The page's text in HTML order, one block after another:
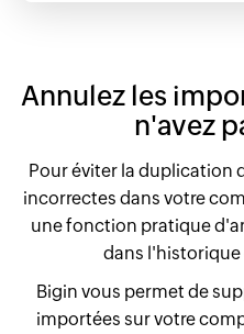
Annulez les
n'avez
Pour éviter la duplication
incorrectes dans votre
une fonction pratique
dans
Bigin vous permet de
importées sur votre